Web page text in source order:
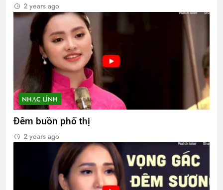
2 years ago
NHẠC LÍNH
Đêm buồn phố thị
2 years ago